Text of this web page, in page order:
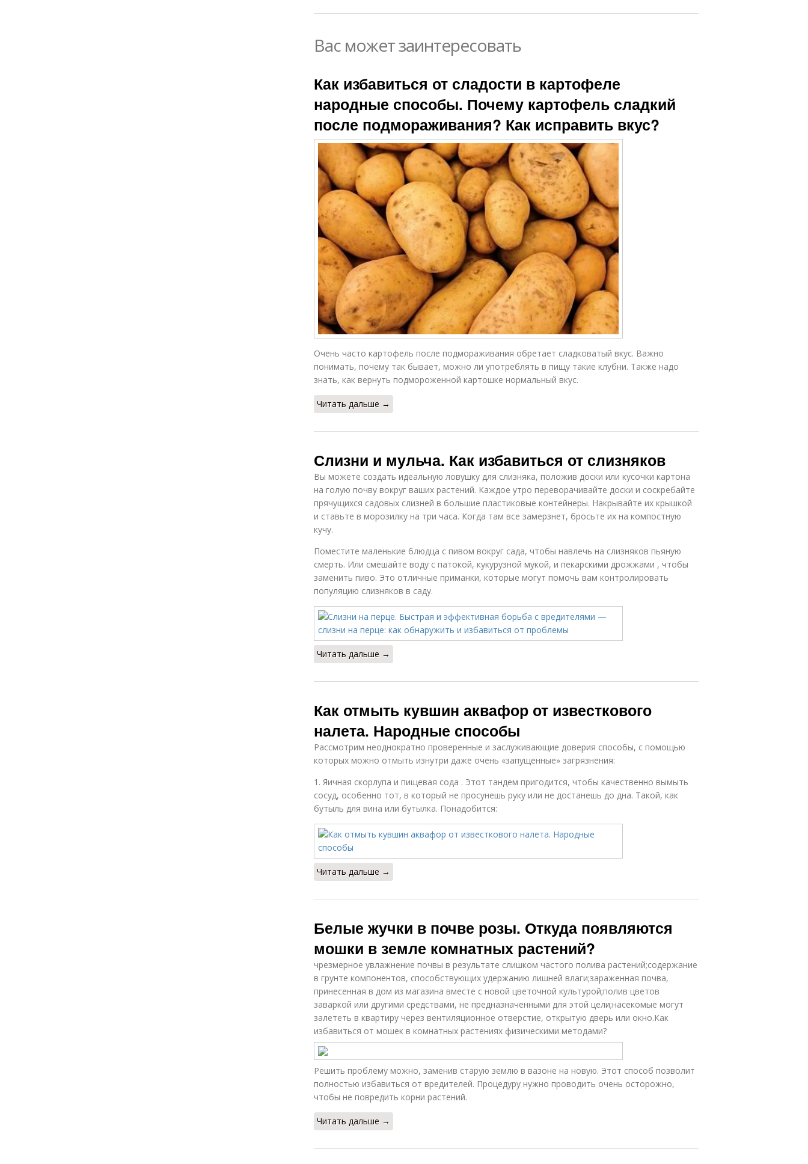
Вас может заинтересовать
Как избавиться от сладости в картофеле
народные способы. Почему картофель сладкий
после подмораживания? Как исправить вкус?
Очень часто картофель после подмораживания обретает сладковатый вкус. Важно
понимать, почему так бывает, можно ли употреблять в пищу такие клубни. Также надо
знать, как вернуть подмороженной картошке нормальный вкус.
Читать дальше →
Слизни и мульча. Как избавиться от слизняков
Вы можете создать идеальную ловушку для слизняка, положив доски или кусочки картона
на голую почву вокруг ваших растений. Каждое утро переворачивайте доски и соскребайте
прячущихся садовых слизней в большие пластиковые контейнеры. Накрывайте их крышкой
и ставьте в морозилку на три часа. Когда там все замерзнет, бросьте их на компостную
кучу.
Поместите маленькие блюдца с пивом вокруг сада, чтобы навлечь на слизняков пьяную
смерть. Или смешайте воду с патокой, кукурузной мукой, и пекарскими дрожжами , чтобы
заменить пиво. Это отличные приманки, которые могут помочь вам контролировать
популяцию слизняков в саду.
Читать дальше →
Как отмыть кувшин аквафор от известкового
налета. Народные способы
Рассмотрим неоднократно проверенные и заслуживающие доверия способы, с помощью
которых можно отмыть изнутри даже очень «запущенные» загрязнения:
1. Яичная скорлупа и пищевая сода . Этот тандем пригодится, чтобы качественно вымыть
сосуд, особенно тот, в который не просунешь руку или не достанешь до дна. Такой, как
бутыль для вина или бутылка. Понадобится:
Читать дальше →
Белые жучки в почве розы. Откуда появляются
мошки в земле комнатных растений?
чрезмерное увлажнение почвы в результате слишком частого полива растений;содержание
в грунте компонентов, способствующих удержанию лишней влаги;зараженная почва,
принесенная в дом из магазина вместе с новой цветочной культурой;полив цветов
заваркой или другими средствами, не предназначенными для этой цели;насекомые могут
залететь в квартиру через вентиляционное отверстие, открытую дверь или окно.Как
избавиться от мошек в комнатных растениях физическими методами?
Решить проблему можно, заменив старую землю в вазоне на новую. Этот способ позволит
полностью избавиться от вредителей. Процедуру нужно проводить очень осторожно,
чтобы не повредить корни растений.
Читать дальше →